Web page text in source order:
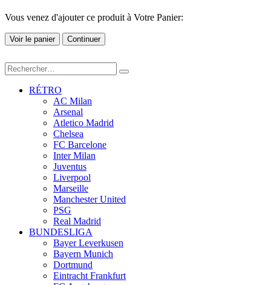
Vous venez d'ajouter ce produit à Votre Panier:
Voir le panier Continuer
RÉTRO
AC Milan
Arsenal
Atletico Madrid
Chelsea
FC Barcelone
Inter Milan
Juventus
Liverpool
Marseille
Manchester United
PSG
Real Madrid
BUNDESLIGA
Bayer Leverkusen
Bayern Munich
Dortmund
Eintracht Frankfurt